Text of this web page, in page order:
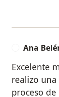
Ana
Excelente
realizo
proceso